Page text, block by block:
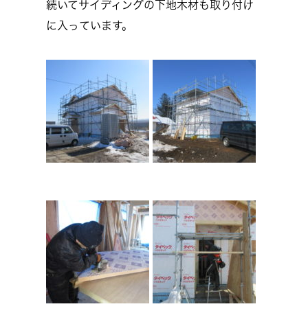
続いてサイディングの下地木材も取り付け
に入っています。